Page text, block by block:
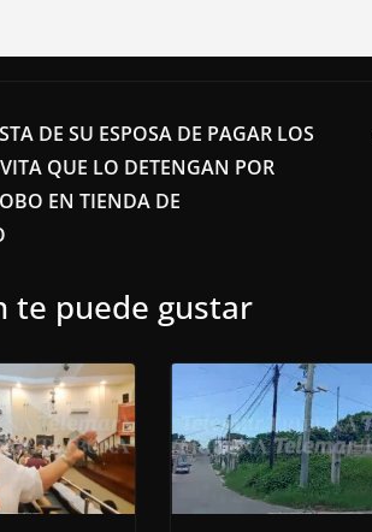
DE SU ESPOSA DE PAGAR LOS
QUE LO DETENGAN POR
EN TIENDA DE
te puede gustar